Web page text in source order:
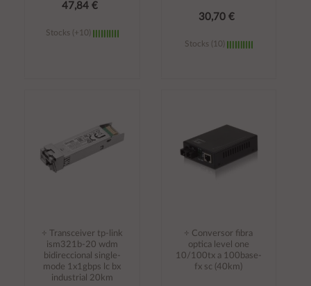
47,84 €
Stocks (+10)
30,70 €
Stocks (10)
÷ Transceiver tp-link
ism321b-20 wdm
bidireccional single-
mode 1x1gbps lc bx
industrial 20km
÷ Conversor fibra
optica level one
10/100tx a 100base-
fx sc (40km)